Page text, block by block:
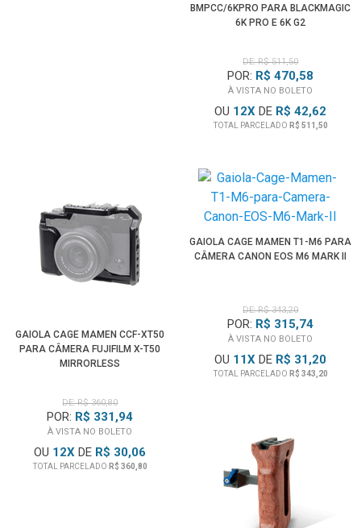
BMPCC/6KPRO PARA BLACKMAGIC
6K PRO E 6K G2
DE: R$ 511,50
POR: R$ 470,58
À VISTA NO BOLETO
OU 12X DE R$ 42,62
TOTAL PARCELADO R$ 511,50
GAIOLA CAGE MAMEN CCF-XT50
PARA CÂMERA FUJIFILM X-T50
MIRRORLESS
DE: R$ 360,80
POR: R$ 331,94
À VISTA NO BOLETO
OU 12X DE R$ 30,06
TOTAL PARCELADO R$ 360,80
GAIOLA CAGE MAMEN T1-M6 PARA
CÂMERA CANON EOS M6 MARK II
DE: R$ 343,20
POR: R$ 315,74
À VISTA NO BOLETO
OU 11X DE R$ 31,20
TOTAL PARCELADO R$ 343,20